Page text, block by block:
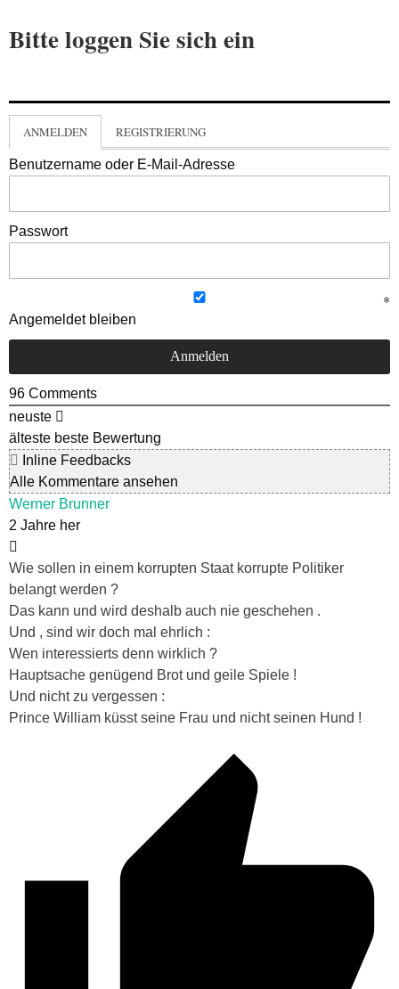
Bitte loggen Sie sich ein
ANMELDEN REGISTRIERUNG
Benutzername oder E-Mail-Adresse
Passwort
Angemeldet bleiben
96 Comments
neuste
älteste beste Bewertung
Inline Feedbacks
Alle Kommentare ansehen
Werner Brunner
2 Jahre her
Wie sollen in einem korrupten Staat korrupte Politiker
belangt werden ?
Das kann und wird deshalb auch nie geschehen .
Und , sind wir doch mal ehrlich :
Wen interessierts denn wirklich ?
Hauptsache genügend Brot und geile Spiele !
Und nicht zu vergessen :
Prince William küsst seine Frau und nicht seinen Hund !